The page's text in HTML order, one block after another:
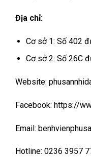
Địa chỉ:
Cơ sở 1: Số 402
Cơ sở 2: Số 26C
Website:
Facebook: https://
Email:
Hotline: 0236 3957